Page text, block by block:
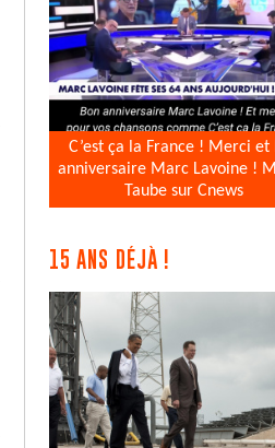
C’est ça la France ! Merci et
anniversaire Marc Lavoine !
Taube sur Cnews
15 ANS DÉJÀ !